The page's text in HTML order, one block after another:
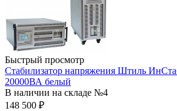
Быстрый просмотр
Стабилизатор напряжения Штиль
20000ВА белый
В наличии на складе №4
148 500 ₽